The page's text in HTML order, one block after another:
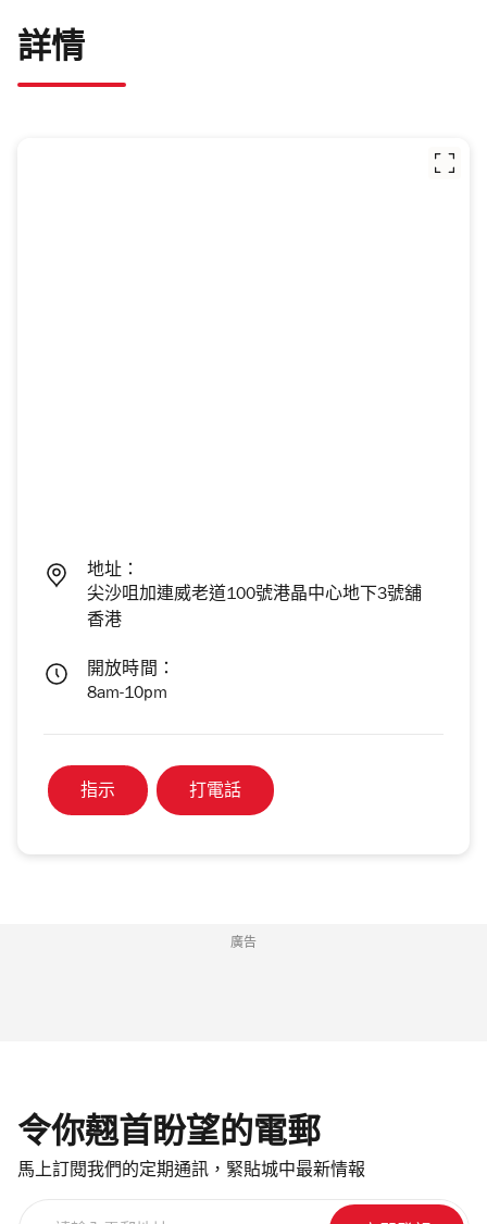
詳情
地址：
尖沙咀加連威老道100號港晶中心地下3號舖
香港
開放時間：
8am-10pm
指示 打電話
廣告
令你翹首盼望的電郵
馬上訂閱我們的定期通訊，緊貼城中最新情報